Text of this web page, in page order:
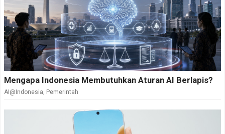
Mengapa Indonesia Membutuhkan Aturan AI Berlapis?
AI@Indonesia, Pemerintah